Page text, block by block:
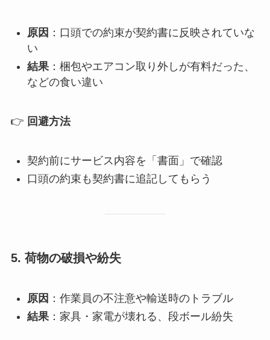
原因 ：口頭での約束が契約書に反映されていな
い
結果：梱包やエアコン取り外しが有料だった、
などの食い違い
👉 回避方法
契約前にサービス内容を「書面」で確認
口頭の約束も契約書に追記してもらう
5. 荷物の破損や紛失
原因 ：作業員の不注意や輸送時のトラブル
結果：家具・家電が壊れる、段ボール紛失